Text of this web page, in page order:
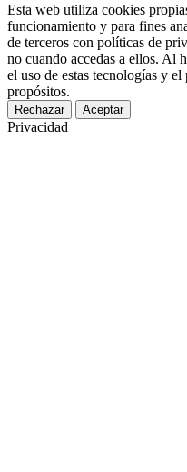
Esta web utiliza cookies
funcionamiento y para fines
de terceros con políticas de
no cuando accedas a ellos. Al
el uso de estas tecnologías y el
propósitos.
Rechazar Aceptar
Privacidad